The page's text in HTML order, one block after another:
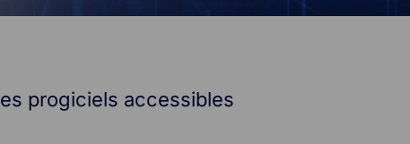
progiciels accessibles